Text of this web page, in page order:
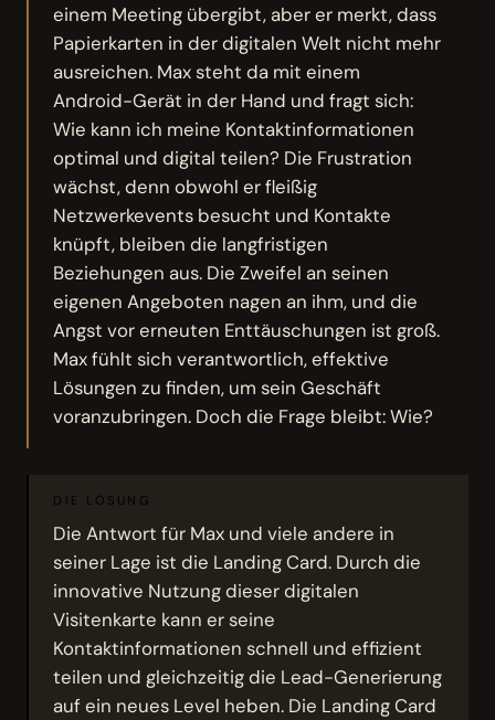
einem Meeting übergibt, aber er merkt, dass
Papierkarten in der digitalen Welt nicht mehr
ausreichen. Max steht da mit einem
Android-Gerät in der Hand und fragt sich:
Wie kann ich meine Kontaktinformationen
optimal und digital teilen? Die Frustration
wächst, denn obwohl er fleißig
Netzwerkevents besucht und Kontakte
knüpft, bleiben die langfristigen
Beziehungen aus. Die Zweifel an seinen
eigenen Angeboten nagen an ihm, und die
Angst vor erneuten Enttäuschungen ist groß.
Max fühlt sich verantwortlich, effektive
Lösungen zu finden, um sein Geschäft
voranzubringen. Doch die Frage bleibt: Wie?
DIE LÖSUNG
Die Antwort für Max und viele andere in
seiner Lage ist die Landing Card. Durch die
innovative Nutzung dieser digitalen
Visitenkarte kann er seine
Kontaktinformationen schnell und effizient
teilen und gleichzeitig die Lead-Generierung
auf ein neues Level heben. Die Landing Card